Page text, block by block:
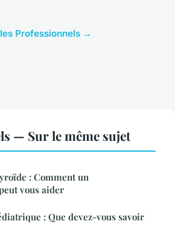
Professionnels →
— Sur le même sujet
: Comment un
vous aider
: Que devez-vous savoir